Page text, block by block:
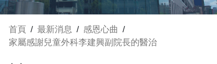
首頁 / 最新消息 / 感恩心曲 /
家屬感謝兒童外科李建興副院長的醫治